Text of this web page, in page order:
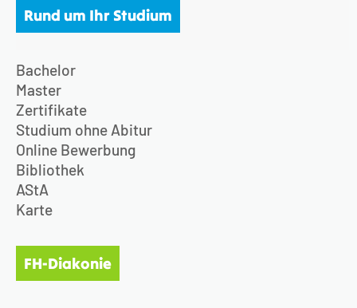
Rund um Ihr Studium
Bachelor
Master
Zertifikate
Studium ohne Abitur
Online Bewerbung
Bibliothek
AStA
Karte
FH-Diakonie